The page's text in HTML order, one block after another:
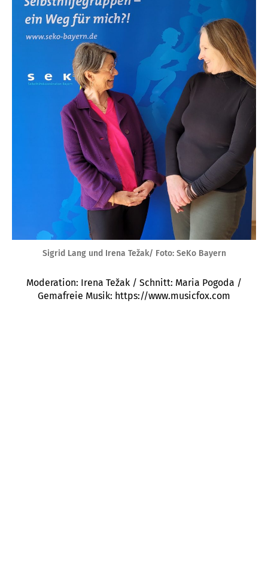
Sigrid Lang und Irena Težak/ Foto: SeKo Bayern
Moderation: Irena Težak / Schnitt: Maria Pogoda /
Gemafreie Musik: https://www.musicfox.com